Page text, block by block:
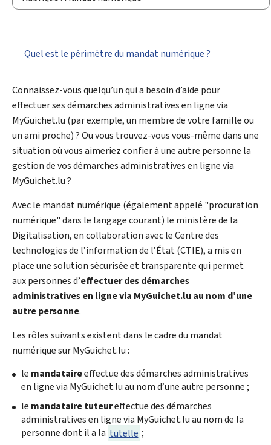
Quel est le périmètre du mandat numérique ?
Connaissez-vous quelqu’un qui a besoin d’aide pour
effectuer ses démarches administratives en ligne via
MyGuichet.lu (par exemple, un membre de votre famille ou
un ami proche) ? Ou vous trouvez-vous vous-même dans une
situation où vous aimeriez confier à une autre personne la
gestion de vos démarches administratives en ligne via
MyGuichet.lu ?
Avec le mandat numérique (également appelé "procuration
numérique" dans le langage courant) le ministère de la
Digitalisation, en collaboration avec le Centre des
technologies de l’information de l’État (CTIE), a mis en
place une solution sécurisée et transparente qui permet
aux personnes d’effectuer des démarches
administratives en ligne via MyGuichet.lu au nom d’une
autre personne.
Les rôles suivants existent dans le cadre du mandat
numérique surMyGuichet.lu :
le mandataireeffectue des démarches administratives
en ligne via MyGuichet.lu au nom d’une autre personne ;
le mandataire tuteureffectue des démarches
administratives en ligne via MyGuichet.lu au nom de la
personne dont il a la tutelle ;